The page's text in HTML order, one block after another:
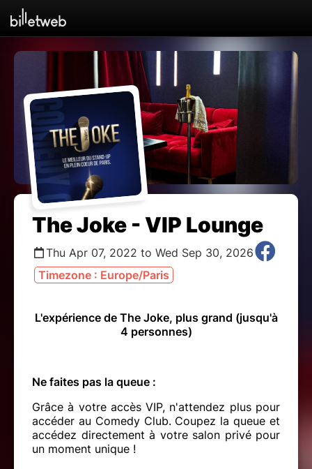
The Joke - VIP Lounge
Thu Apr 07, 2022 to Wed Sep 30, 2026
Timezone : Europe/Paris
L'expérience de The Joke, plus grand (jusqu'à
4 personnes)
Ne faites pas la queue :
Grâce à votre accès VIP, n'attendez plus pour
accéder au Comedy Club. Coupez la queue et
accédez directement à votre salon privé pour
un moment unique !